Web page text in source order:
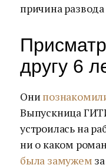
причина
другу 6
Они
Выпускница
устроилась на
ни о каком
была замужем